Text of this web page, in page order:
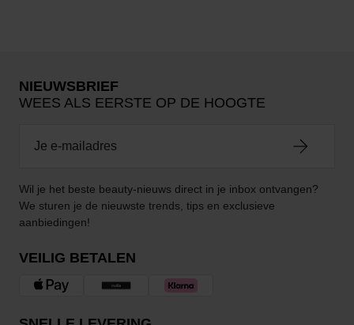
NIEUWSBRIEF
WEES ALS EERSTE OP DE HOOGTE
Wil je het beste beauty-nieuws direct in je inbox ontvangen?
We sturen je de nieuwste trends, tips en exclusieve
aanbiedingen!
VEILIG BETALEN